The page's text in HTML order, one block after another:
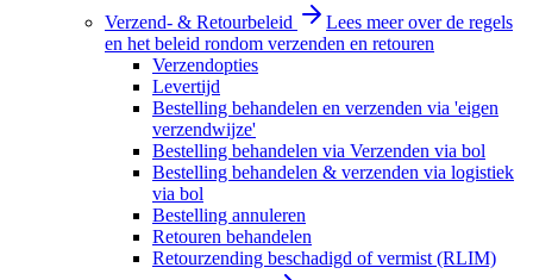
Verzend- & Retourbeleid
Lees meer over de regels
en het beleid rondom verzenden en retouren
Verzendopties
Levertijd
Bestelling behandelen en verzenden via 'eigen
verzendwijze'
Bestelling behandelen via Verzenden via bol
Bestelling behandelen & verzenden via logistiek
via bol
Bestelling annuleren
Retouren behandelen
Retourzending beschadigd of vermist (RLIM)